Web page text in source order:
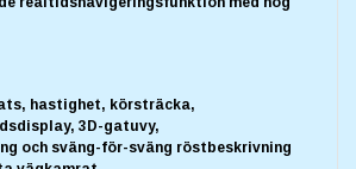
hastighet, körsträcka,
3D-gatuvy,
och sväng-för-sväng röstbeskrivning